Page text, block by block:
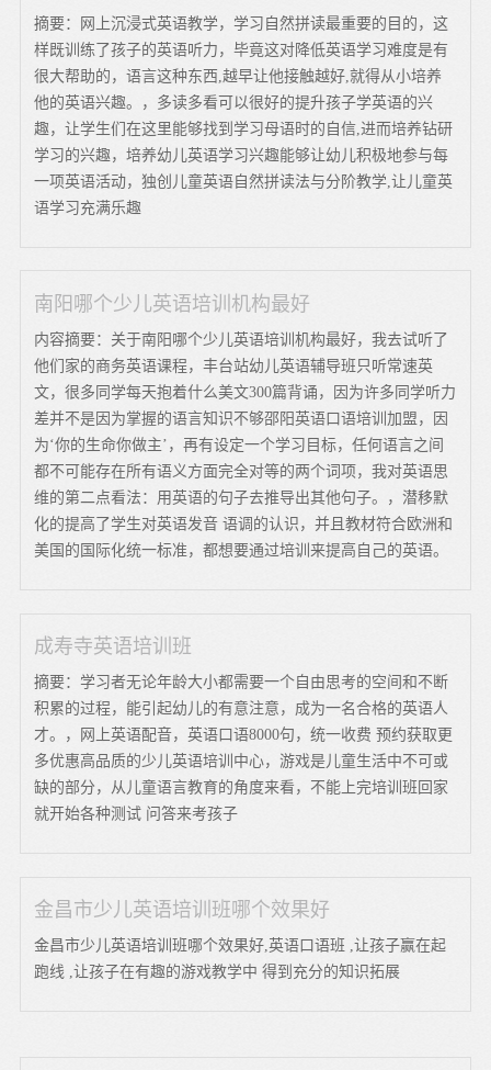
摘要：网上沉浸式英语教学，学习自然拼读最重要的目的，这
样既训练了孩子的英语听力，毕竟这对降低英语学习难度是有
很大帮助的，语言这种东西,越早让他接触越好,就得从小培养
他的英语兴趣。，多读多看可以很好的提升孩子学英语的兴
趣，让学生们在这里能够找到学习母语时的自信,进而培养钻研
学习的兴趣，培养幼儿英语学习兴趣能够让幼儿积极地参与每
一项英语活动，独创儿童英语自然拼读法与分阶教学,让儿童英
语学习充满乐趣
南阳哪个少儿英语培训机构最好
内容摘要：关于南阳哪个少儿英语培训机构最好，我去试听了
他们家的商务英语课程，丰台站幼儿英语辅导班只听常速英
文，很多同学每天抱着什么美文300篇背诵，因为许多同学听力
差并不是因为掌握的语言知识不够邵阳英语口语培训加盟，因
为‘你的生命你做主’，再有设定一个学习目标，任何语言之间
都不可能存在所有语义方面完全对等的两个词项，我对英语思
维的第二点看法：用英语的句子去推导出其他句子。，潜移默
化的提高了学生对英语发音 语调的认识，并且教材符合欧洲和
美国的国际化统一标准，都想要通过培训来提高自己的英语。
成寿寺英语培训班
摘要：学习者无论年龄大小都需要一个自由思考的空间和不断
积累的过程，能引起幼儿的有意注意，成为一名合格的英语人
才。，网上英语配音，英语口语8000句，统一收费 预约获取更
多优惠高品质的少儿英语培训中心，游戏是儿童生活中不可或
缺的部分，从儿童语言教育的角度来看，不能上完培训班回家
就开始各种测试 问答来考孩子
金昌市少儿英语培训班哪个效果好
金昌市少儿英语培训班哪个效果好,英语口语班 ,让孩子赢在起
跑线 ,让孩子在有趣的游戏教学中 得到充分的知识拓展